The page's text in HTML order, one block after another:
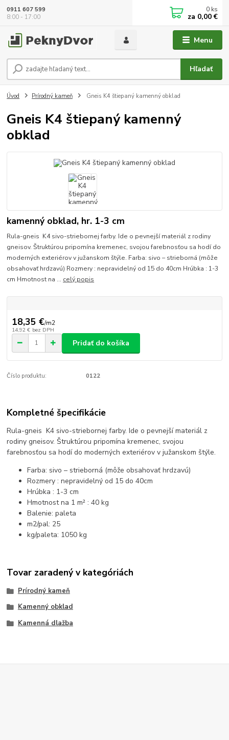
Menu
Hľadať
0911 607 599
8:00 - 17:00
0 ks
za 0,00 €
Úvod Prírodný kameň Gneis K4 štiepaný kamenný obklad
Gneis K4 štiepaný kamenný
obklad
kamenný obklad, hr. 1-3 cm
Rula-gneis K4 sivo-striebornej farby. Ide o pevnejší materiál z rodiny
gneisov. Štruktúrou pripomína kremenec, svojou farebnosťou sa hodí do
moderných exteriérov v južanskom štýle. Farba: sivo – strieborná (môže
obsahovať hrdzavú) Rozmery : nepravidelný od 15 do 40cm Hrúbka : 1-3
cm Hmotnost na ... celý popis
18,35 €/m2
14,92 € bez DPH
Pridať do košíka
Číslo produktu: 0122
Kompletné špecifikácie
Rula-gneis K4 sivo-striebornej farby. Ide o pevnejší materiál z
rodiny gneisov. Štruktúrou pripomína kremenec, svojou
farebnosťou sa hodí do moderných exteriérov v južanskom štýle.
Farba: sivo – strieborná (môže obsahovať hrdzavú)
Rozmery : nepravidelný od 15 do 40cm
Hrúbka : 1-3 cm
Hmotnost na 1 m² : 40 kg
Balenie: paleta
m2/pal: 25
kg/paleta: 1050 kg
Tovar zaradený v kategóriách
Prírodný kameň
Kamenný obklad
Kamenná dlažba